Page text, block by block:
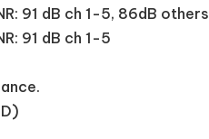
91 dB ch 1-5, 86dB others
91 dB ch 1-5